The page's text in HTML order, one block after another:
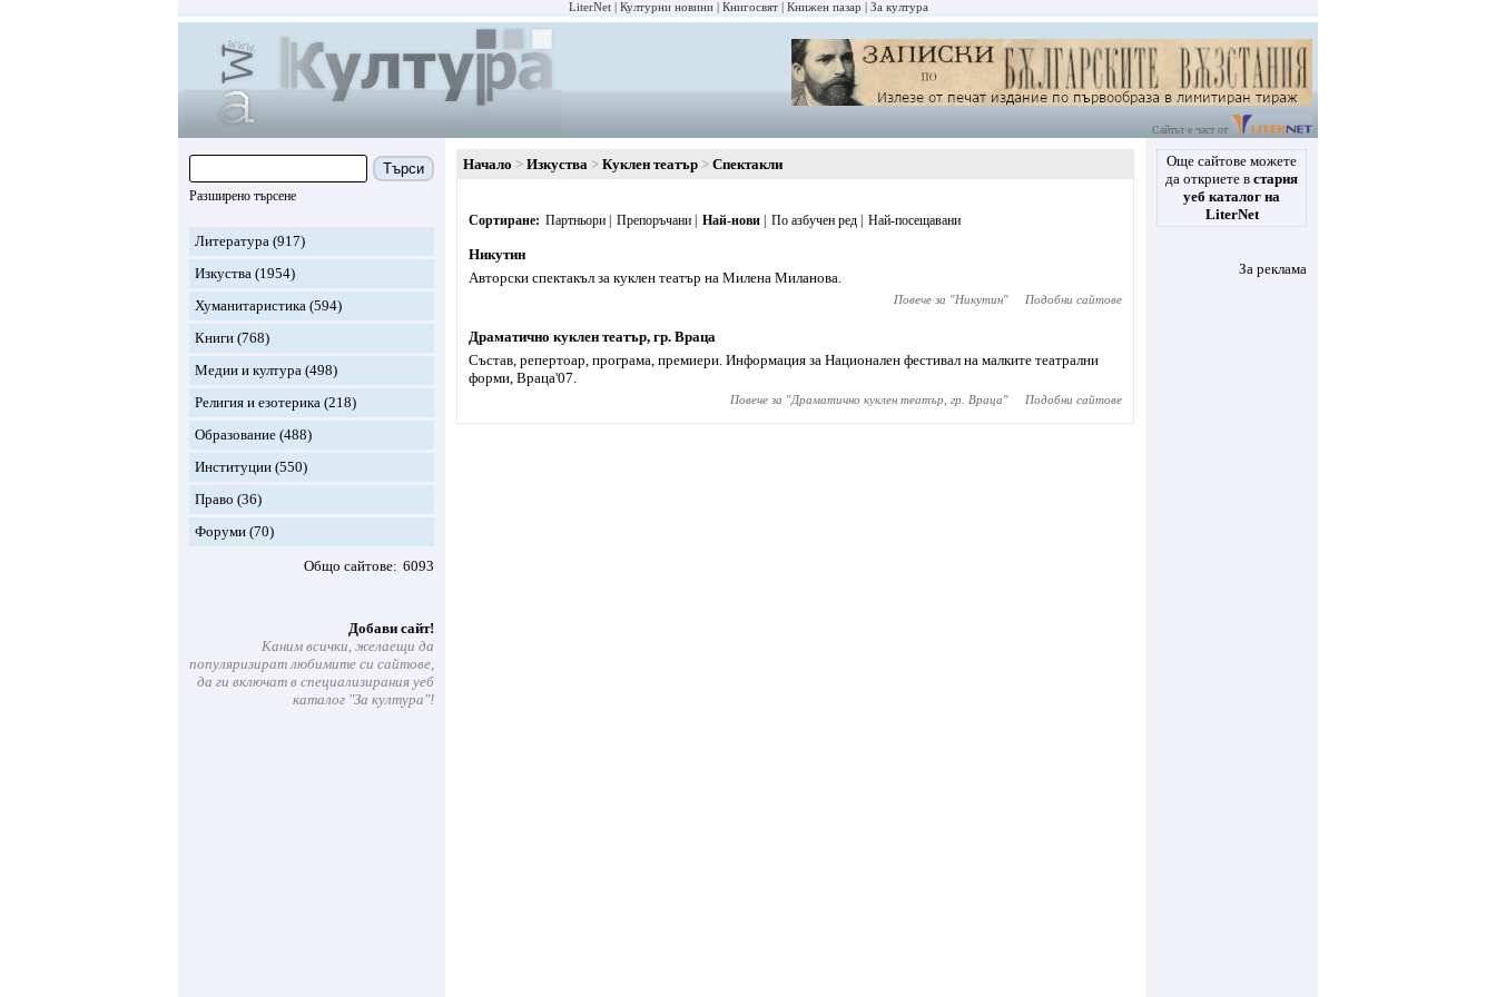
LiterNet Културни новини Книгосвят Книжен пазар За култура
Сайтът е част от
Търси
Разширено търсене
Литература (917)
Изкуства (1954)
Хуманитаристика (594)
Книги (768)
Медии и култура (498)
Религия и езотерика (218)
Образование (488)
Институции (550)
Право (36)
Форуми (70)
Общо сайтове 6093
Добави сайт!
Каним всички, желаещи да
популяризират любимите си сайтове,
да ги включат в специализирания уеб
каталог "За култура"!
Начало Изкуства Куклен театър Спектакли
Сортиране Партньори Препоръчани Най-нови По азбучен ред Най-посещавани
Никутин
Авторски спектакъл за куклен театър на Милена Миланова.
Повече за "Никутин" Подобни сайтове
Драматично куклен театър, гр. Враца
Състав, репертоар, програма, премиери. Информация за Национален фестивал на малките театрални
форми, Враца'07.
Повече за "Драматично куклен театър, гр. Враца" Подобни сайтове
Още сайтове можете
да откриете в стария
уеб каталог на
LiterNet
За реклама